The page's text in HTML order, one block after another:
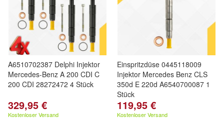
A6510702387 Delphi Injektor
Mercedes-Benz A 200 CDI C
200 CDI 28272472 4 Stück
329,95 €
Kostenloser Versand
Einspritzdüse 0445118009
Injektor Mercedes Benz CLS
350d E 220d A6540700087 1
Stück
119,95 €
Kostenloser Versand